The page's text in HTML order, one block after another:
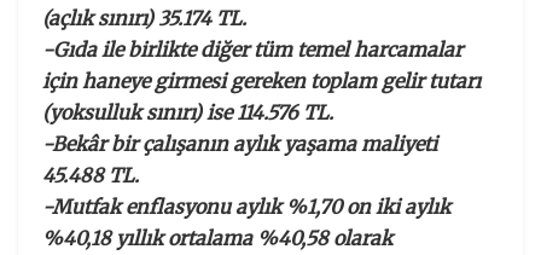
(açlık sınırı) 35.174 TL.
-Gıda ile birlikte diğer tüm temel harcamalar
için haneye girmesi gereken toplam gelir tutarı
(yoksulluk sınırı) ise 114.576 TL.
-Bekâr bir çalışanın aylık yaşama maliyeti
45.488 TL.
-Mutfak enflasyonu aylık %1,70 on iki aylık
%40,18 yıllık ortalama %40,58 olarak